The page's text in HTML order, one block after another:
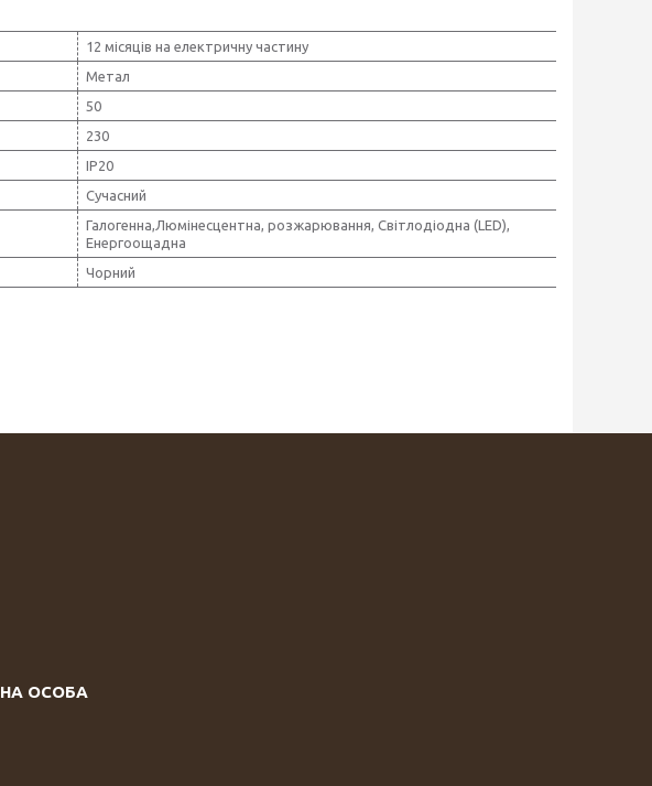
12 місяців на електричну частину
Метал
50
230
IP20
Сучасний
Галогенна,Люмінесцентна, розжарювання, Світлодіодна (LED),
Енергоощадна
Чорний